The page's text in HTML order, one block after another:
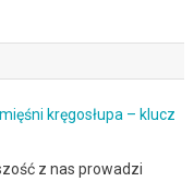
kręgosłupa – klucz
z nas prowadzi